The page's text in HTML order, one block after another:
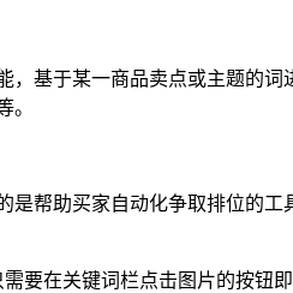
，基于某一商品卖点或主题的
。
是帮助买家自动化争取排位的
要在关键词栏点击图片的按钮